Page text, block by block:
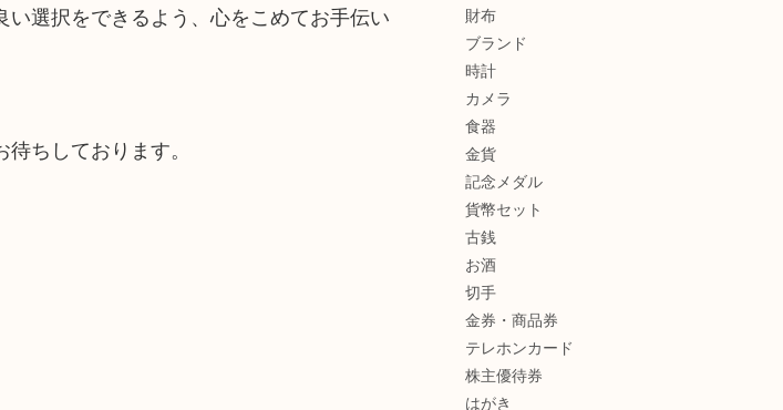
選択をできるよう、心をこめてお手伝い
ちしております。
財布
ブランド
時計
カメラ
食器
金貨
記念メダル
貨幣セット
古銭
お酒
切手
金券・商品券
テレホンカード
株主優待券
はがき